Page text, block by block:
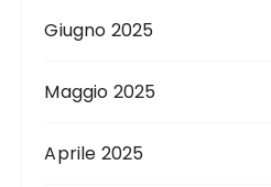
Giugno 2025
Maggio 2025
Aprile 2025